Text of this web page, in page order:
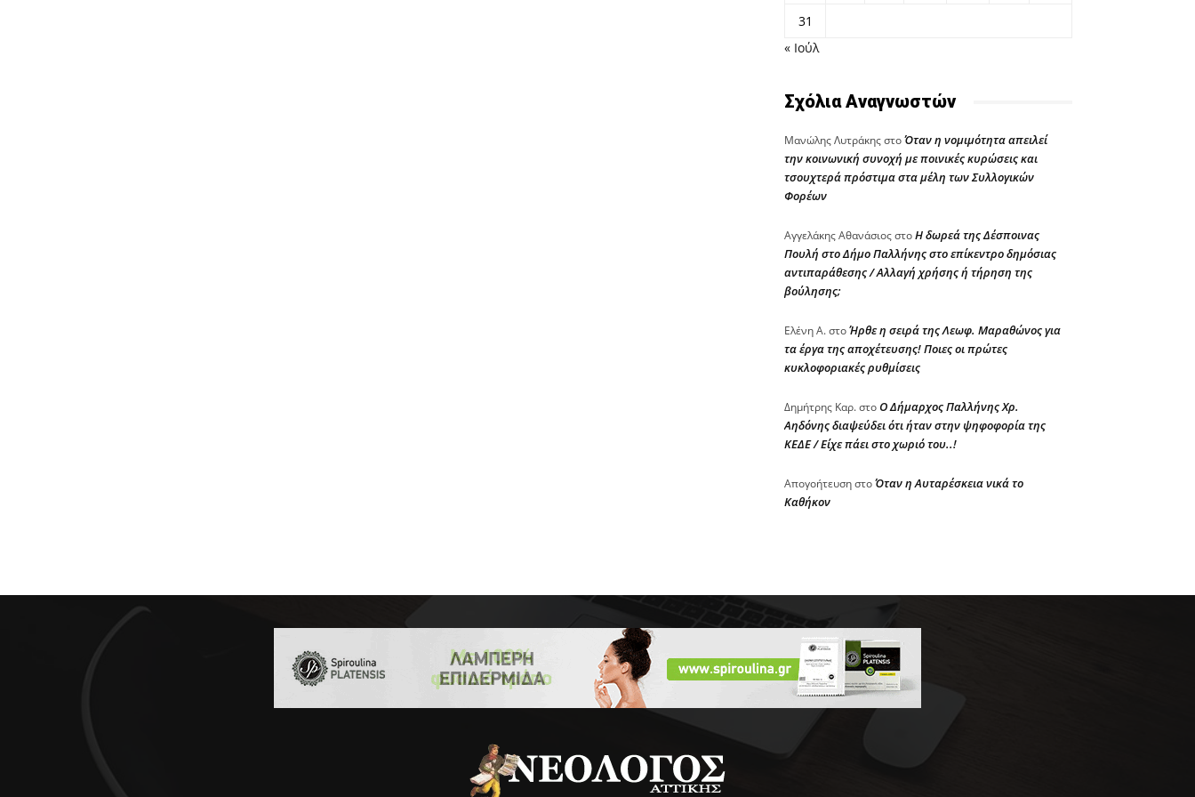
31
« Ιούλ
Σχόλια Αναγνωστών
Μανώλης ΛυτράκηςστοΌταν η νομιμότητα απειλεί
την κοινωνική συνοχή με ποινικές κυρώσεις και
τσουχτερά πρόστιμα στα μέλη των Συλλογικών
Φορέων
Αγγελάκης ΑθανάσιοςστοΗ δωρεά της Δέσποινας
Πουλή στο Δήμο Παλλήνης στο επίκεντρο δημόσιας
αντιπαράθεσης / Αλλαγή χρήσης ή τήρηση της
βούλησης;
Ελένη Α.στοΉρθε η σειρά της Λεωφ. Μαραθώνος για
τα έργα της αποχέτευσης! Ποιες οι πρώτες
κυκλοφοριακές ρυθμίσεις
Δημήτρης Καρ.στοΟ Δήμαρχος Παλλήνης Χρ.
Αηδόνης διαψεύδει ότι ήταν στην ψηφοφορία της
ΚΕΔΕ / Είχε πάει στο χωριό του..!
ΑπογοήτευσηστοΌταν η Αυταρέσκεια νικά το
Καθήκον